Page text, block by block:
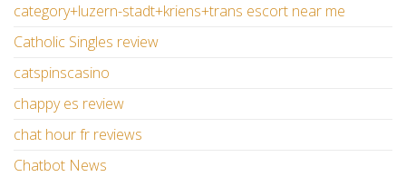
category+luzern-stadt+kriens+trans escort near me
Catholic Singles review
catspinscasino
chappy es review
chat hour fr reviews
Chatbot News